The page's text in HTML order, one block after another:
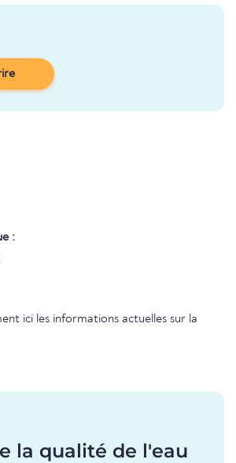
:
ici les informations actuelles sur la
la qualité de l'eau